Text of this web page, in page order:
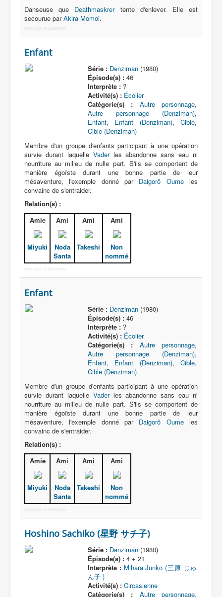
Sportif
Autre
Danseuse que Deathmaskrertente d'enlever. Elle est
secourue parAkira Momoi.
More Joomla Extensions
Enfant
Série : Denziman(1980)
Épisode(s) :46
Interprète :?
Activité(s) : Écolier
Catégorie(s) :
Autre personnage,
Autre personnage (Denziman),
Enfant, Enfant (Denziman),Cible,
Cible (Denziman)
Membre d'un groupe d'enfants participant à une opération
survie durant laquelle Vaderles abandonne sans eau ni
nourriture au milieu de nulle part. S'ils se comportent de
manière égoïste durant une bonne partie de leur
mésaventure, l'exemple donné par Daigorô Oumeles
convainc de s'entraider.
Relation(s) :
Amie
Miyuki
Ami
Noda
Santa
Ami
Takeshi
Ami
Non
nommé
More Joomla Extensions
Enfant
Série : Denziman(1980)
Épisode(s) :46
Interprète :?
Activité(s) : Écolier
Catégorie(s) :
Autre personnage,
Autre personnage (Denziman),
Enfant, Enfant (Denziman),Cible,
Cible (Denziman)
Membre d'un groupe d'enfants participant à une opération
survie durant laquelle Vaderles abandonne sans eau ni
nourriture au milieu de nulle part. S'ils se comportent de
manière égoïste durant une bonne partie de leur
mésaventure, l'exemple donné par Daigorô Oumeles
convainc de s'entraider.
Relation(s) :
Amie
Miyuki
Ami
Noda
Santa
Ami
Takeshi
Ami
Non
nommé
More Joomla Extensions
Hoshino Sachiko (星野 サチ子)
Série : Denziman(1980)
Épisode(s) :4 + 21
Interprète : Mihara Junko (三原 じゅ
ん子 )
Activité(s) : Circasienne
Catégorie(s) :
Autre personnage,